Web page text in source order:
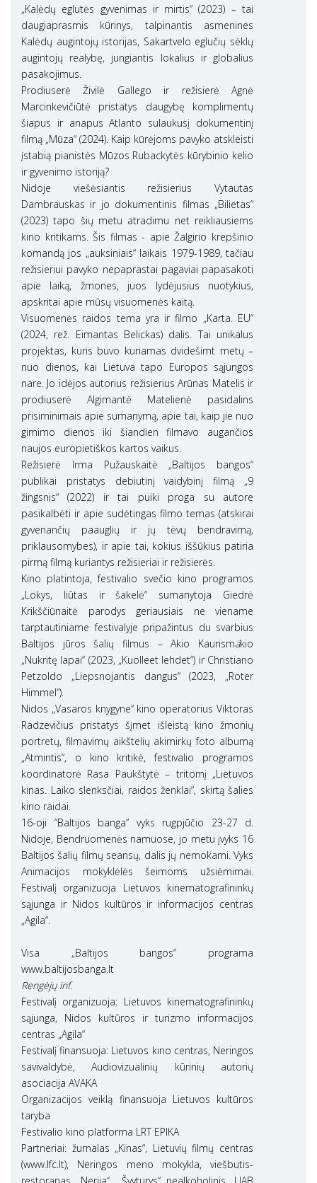
„Kalėdų eglutės gyvenimas ir mirtis“ (2023) – tai
daugiaprasmis kūrinys, talpinantis asmenines
Kalėdų augintojų istorijas, Sakartvelo eglučių sėklų
augintojų realybę, jungiantis lokalius ir globalius
pasakojimus.
Prodiuserė Živilė Gallego ir režisierė Agnė
Marcinkevičiūtė pristatys daugybę komplimentų
šiapus ir anapus Atlanto sulaukusį dokumentinį
filmą „Mūza“ (2024). Kaip kūrėjoms pavyko atskleisti
įstabią pianistės Mūzos Rubackytės kūrybinio kelio
ir gyvenimo istoriją?
Nidoje viešėsiantis režisierius Vytautas
Dambrauskas ir jo dokumentinis filmas „Bilietas“
(2023) tapo šių metu atradimu net reikliausiems
kino kritikams. Šis filmas - apie Žalgirio krepšinio
komandą jos „auksiniais“ laikais 1979-1989, tačiau
režisieriui pavyko nepaprastai pagaviai papasakoti
apie laiką, žmones, juos lydėjusius nuotykius,
apskritai apie mūsų visuomenės kaitą.
Visuomenės raidos tema yra ir filmo „Karta. EU“
(2024, rež. Eimantas Belickas) dalis. Tai unikalus
projektas, kuris buvo kuriamas dvidešimt metų –
nuo dienos, kai Lietuva tapo Europos sąjungos
nare. Jo idėjos autorius režisierius Arūnas Matelis ir
prodiuserė Algimantė Matelienė pasidalins
prisiminimais apie sumanymą, apie tai, kaip jie nuo
gimimo dienos iki šiandien filmavo augančios
naujos europietiškos kartos vaikus.
Režisierė Irma Pužauskaitė „Baltijos bangos“
publikai pristatys debiutinį vaidybinį filmą „9
žingsnis“ (2022) ir tai puiki proga su autore
pasikalbėti ir apie sudėtingas filmo temas (atskirai
gyvenančių paauglių ir jų tėvų bendravimą,
priklausomybes), ir apie tai, kokius iššūkius patiria
pirmą filmą kuriantys režisieriai ir režisierės.
Kino platintoja, festivalio svečio kino programos
„Lokys, liūtas ir šakelė“ sumanytoja Giedrė
Krikščiūnaitė parodys geriausiais ne viename
tarptautiniame festivalyje pripažintus du svarbius
Baltijos jūros šalių filmus – Akio Kaurismäkio
„Nukritę lapai“ (2023, „Kuolleet lehdet“) ir Christiano
Petzoldo „Liepsnojantis dangus“ (2023, „Roter
Himmel“).
Nidos „Vasaros knygyne“ kino operatorius Viktoras
Radzevičius pristatys šįmet išleistą kino žmonių
portretų, filmavimų aikštelių akimirkų foto albumą
„Atmintis“, o kino kritikė, festivalio programos
koordinatorė Rasa Paukštytė – tritomį „Lietuvos
kinas. Laiko slenksčiai, raidos ženklai“, skirtą šalies
kino raidai.
16-oji “Baltijos banga” vyks rugpjūčio 23-27 d.
Nidoje, Bendruomenės namuose, jo metu įvyks 16
Baltijos šalių filmų seansų, dalis jų nemokami. Vyks
Animacijos mokyklėlės šeimoms užsiėmimai.
Festivalį organizuoja Lietuvos kinematografininkų
sąjunga ir Nidos kultūros ir informacijos centras
„Agila“.
Visa „Baltijos bangos“ programa
www.baltijosbanga.lt
Rengėjų inf.
Festivalį organizuoja: Lietuvos kinematografininkų
sąjunga, Nidos kultūros ir turizmo informacijos
centras „Agila“
Festivalį finansuoja: Lietuvos kino centras, Neringos
savivaldybė, Audiovizualinių kūrinių autorių
asociacija AVAKA
Organizacijos veiklą finansuoja Lietuvos kultūros
taryba
Festivalio kino platforma LRT EPIKA
Partneriai: žurnalas „Kinas“, Lietuvių filmų centras
(www.lfc.lt), Neringos meno mokykla, viešbutis-